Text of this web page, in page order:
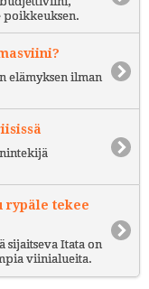
poikkeuksen.
elämyksen ilman
rypäle tekee
sijaitseva Itata on
viinialueita.